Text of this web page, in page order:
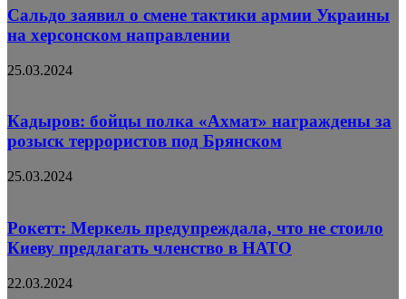
Сальдо заявил о смене тактики армии Украины
на херсонском направлении
25.03.2024
Кадыров: бойцы полка «Ахмат» награждены за
розыск террористов под Брянском
25.03.2024
Рокетт: Меркель предупреждала, что не стоило
Киеву предлагать членство в НАТО
22.03.2024